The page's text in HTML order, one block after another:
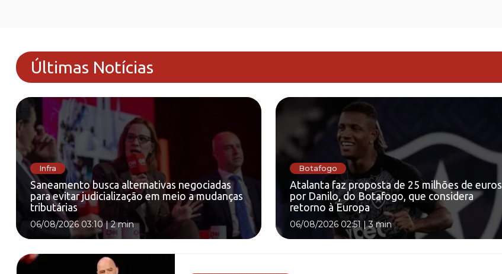
Últimas Notícias
Infra
Saneamento busca alternativas negociadas
para evitar judicialização em meio a mudanças
tributárias
06/08/2026 03:10|2 min
Botafogo
Atalanta faz proposta de 25 milhões de euros
por Danilo, do Botafogo, que considera
retorno à Europa
06/08/2026 02:51 |3 min